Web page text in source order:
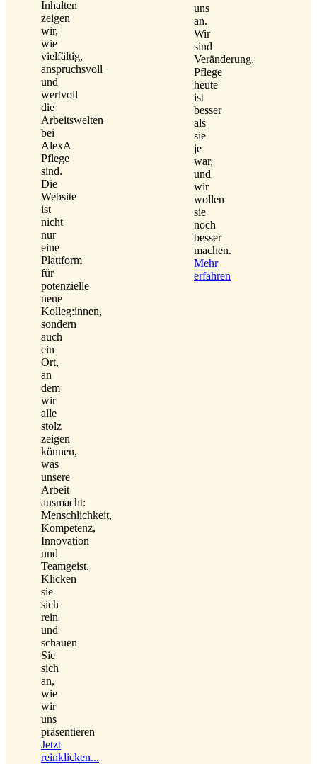
Inhalten
zeigen
wir,
wie
vielfältig,
anspruchsvoll
und
wertvoll
die
Arbeitswelten
bei
AlexA
Pflege
sind.
Die
Website
ist
nicht
nur
eine
Plattform
für
potenzielle
neue
Kolleg:innen,
sondern
auch
ein
Ort,
an
dem
wir
alle
stolz
zeigen
können,
was
unsere
Arbeit
ausmacht:
Menschlichkeit,
Kompetenz,
Innovation
und
Teamgeist.
Klicken
sie
sich
rein
und
schauen
Sie
sich
an,
wie
wir
uns
präsentieren
Jetzt
reinklicken...
uns
an.
Wir
sind
Veränderung.
Pflege
heute
ist
besser
als
sie
je
war,
und
wir
wollen
sie
noch
besser
machen.
Mehr
erfahren